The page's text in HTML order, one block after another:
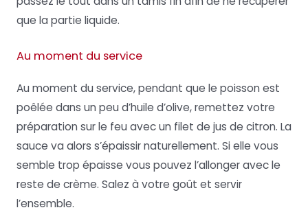
que la partie liquide.
Au moment du service
Au moment du service, pendant que le poisson est
poêlée dans un peu d’huile d’olive, remettez votre
préparation sur le feu avec un filet de jus de citron. La
sauce va alors s’épaissir naturellement. Si elle vous
semble trop épaisse vous pouvez l’allonger avec le
reste de crème. Salez à votre goût et servir
l’ensemble.